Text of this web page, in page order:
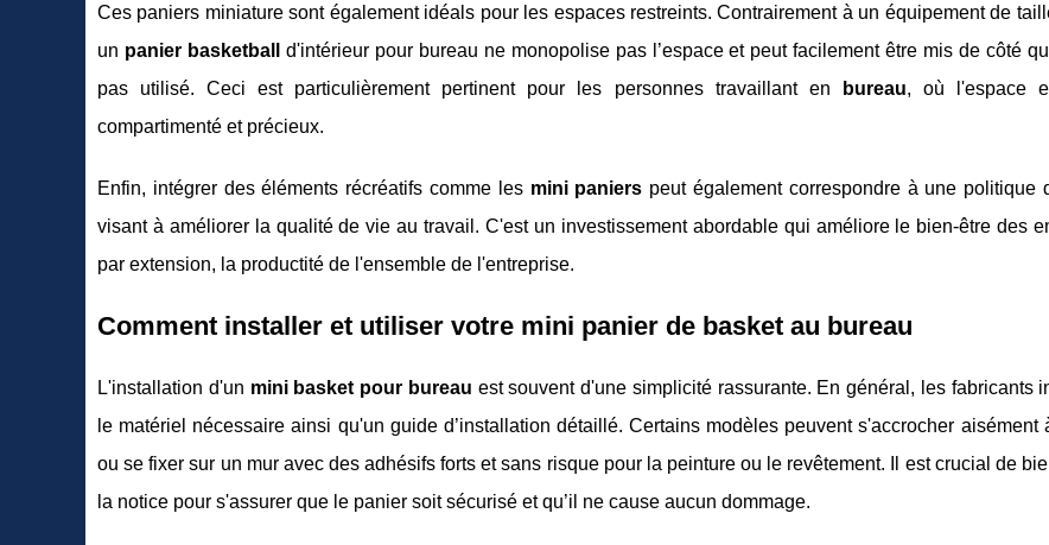
Ces paniers miniature sont également idéals pour les espaces restreints. Contrairement à un équipement de
un panier basketball
d'intérieur pour bureau ne monopolise pas l’espace et peut facilement être mis de côté
pas utilisé. Ceci est particulièrement pertinent pour les personnes travaillant en
bureau, où l'espace
compartimenté et précieux.
Enfin, intégrer des éléments récréatifs comme les mini paniers peut également correspondre à une politique
visant à améliorer la qualité de vie au travail. C'est un investissement abordable qui améliore le bien-être des
par extension, la productité de l'ensemble de l'entreprise.
Comment installer et utiliser votre mini panier de basket au bureau
L'installation d'un mini basket pour bureau est souvent d'une simplicité rassurante. En général, les fabricants
le matériel nécessaire ainsi qu'un guide d’installation détaillé. Certains modèles peuvent s'accrocher aisément
ou se fixer sur un mur avec des adhésifs forts et sans risque pour la peinture ou le revêtement. Il est crucial de
la notice pour s'assurer que le panier soit sécurisé et qu’il ne cause aucun dommage.